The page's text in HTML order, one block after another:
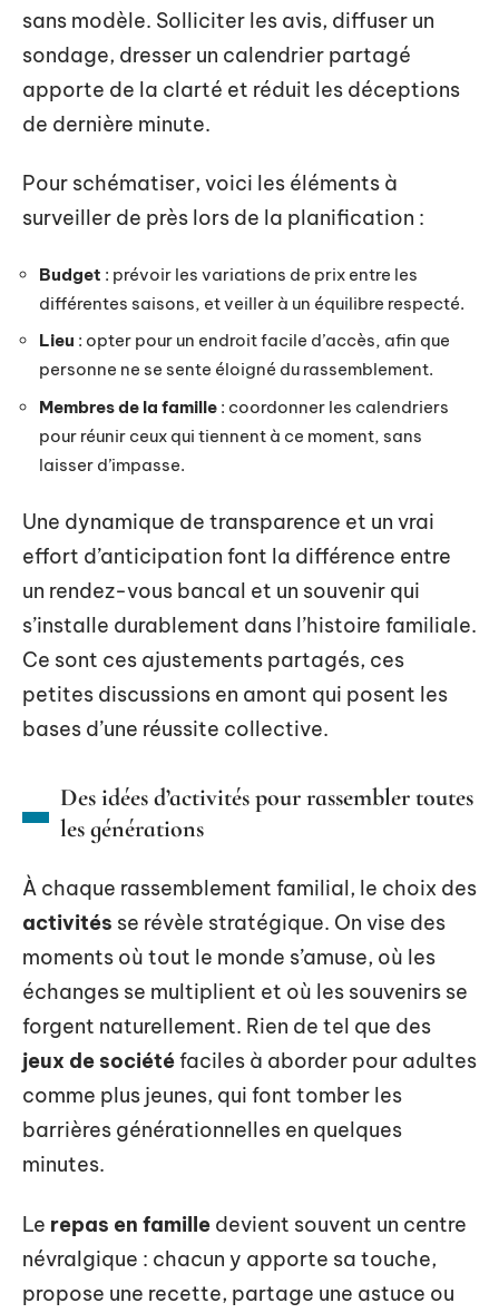
sans modèle. Solliciter les avis, diffuser un
sondage, dresser un calendrier partagé
apporte de la clarté et réduit les déceptions
de dernière minute.
Pour schématiser, voici les éléments à
surveiller de près lors de la planification :
Budget : prévoir les variations de prix entre les
différentes saisons, et veiller à un équilibre respecté.
Lieu : opter pour un endroit facile d’accès, afin que
personne ne se sente éloigné du rassemblement.
Membres de la famille : coordonner les calendriers
pour réunir ceux qui tiennent à ce moment, sans
laisser d’impasse.
Une dynamique de transparence et un vrai
effort d’anticipation font la différence entre
un rendez-vous bancal et un souvenir qui
s’installe durablement dans l’histoire familiale.
Ce sont ces ajustements partagés, ces
petites discussions en amont qui posent les
bases d’une réussite collective.
Des idées d’activités pour rassembler toutes
les générations
À chaque rassemblement familial, le choix des
activités se révèle stratégique. On vise des
moments où tout le monde s’amuse, où les
échanges se multiplient et où les souvenirs se
forgent naturellement. Rien de tel que des
jeux de sociétéfaciles à aborder pour adultes
comme plus jeunes, qui font tomber les
barrières générationnelles en quelques
minutes.
Le repas en famille devient souvent un centre
névralgique : chacun y apporte sa touche,
propose une recette, partage une astuce ou